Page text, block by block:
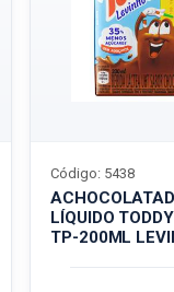
LÍQUIDO
TP-200ML
Código: 5438